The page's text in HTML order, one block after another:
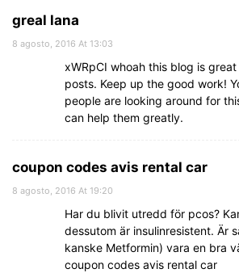
greal lana
8 agosto, 2016 At 13:03
xWRpCI whoah this blog is
posts. Keep up the good work!
people are looking around for
can help them greatly.
coupon codes avis rental car
8 agosto, 2016 At 19:20
Har du blivit utredd för pcos?
dessutom är insulinresistent. Är
kanske Metformin) vara en bra
coupon codes avis rental car